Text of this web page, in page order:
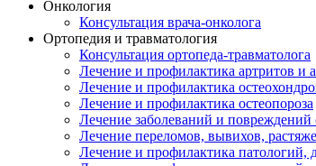
Онкология
Консультация врача-онколога
Ортопедия и травматология
Консультация ортопеда-травматолога
Лечение и профилактика артритов и
Лечение и профилактика
Лечение и профилактика остеопороза
Лечение заболеваний и
Лечение переломов, вывихов,
Лечение и профилактика патологий,